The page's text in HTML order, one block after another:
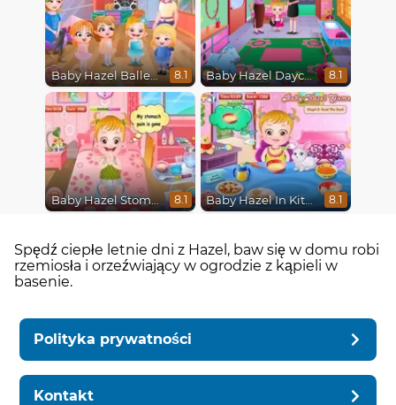
Baby Hazel Ballerina Dance 8.1 Baby Hazel Daycare 8.1
Baby Hazel Stomach Care 8.1 Baby Hazel In Kitchen 8.1
Spędź ciepłe letnie dni z Hazel, baw się w domu robi
rzemiosła i orzeźwiający w ogrodzie z kąpieli w
basenie.
Polityka prywatności
Kontakt